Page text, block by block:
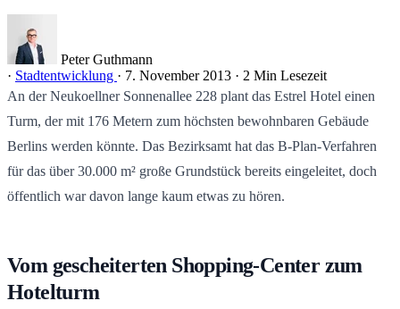
Peter Guthmann
· Stadtentwicklung · 7. November 2013 · 2 Min Lesezeit
An der Neukoellner Sonnenallee 228 plant das Estrel Hotel einen
Turm, der mit 176 Metern zum höchsten bewohnbaren Gebäude
Berlins werden könnte. Das Bezirksamt hat das B-Plan-Verfahren
für das über 30.000 m² große Grundstück bereits eingeleitet, doch
öffentlich war davon lange kaum etwas zu hören.
Vom gescheiterten Shopping-Center zum
Hotelturm